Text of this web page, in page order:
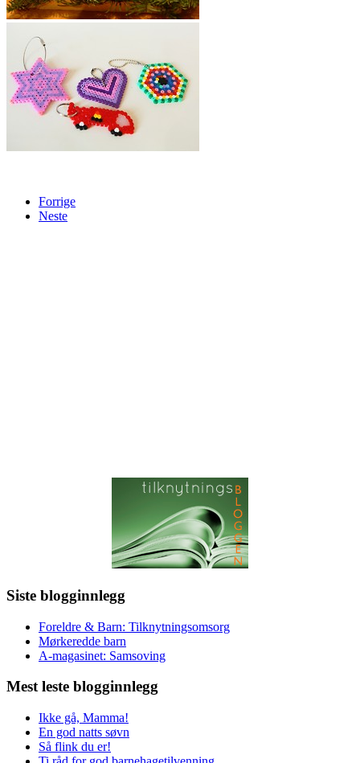
Forrige
Neste
Siste blogginnlegg
Foreldre & Barn: Tilknytningsomsorg
Mørkeredde barn
A-magasinet: Samsoving
Mest leste blogginnlegg
Ikke gå, Mamma!
En god natts søvn
Så flink du er!